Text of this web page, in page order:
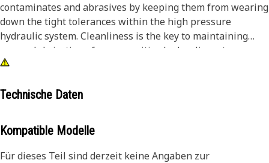
contaminates and abrasives by keeping them from wearing
down the tight tolerances within the high pressure
hydraulic system. Cleanliness is the key to maintaining
proper lubrication of your sensitive hydraulic system.
Technische Daten
Kompatible Modelle
Für dieses Teil sind derzeit keine Angaben zur